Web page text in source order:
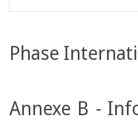
Phase
Annexe B -